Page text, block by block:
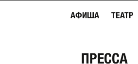
АФИША ТЕАТР
ПРЕССА